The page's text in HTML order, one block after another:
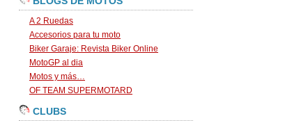
A 2 Ruedas
Accesorios para tu moto
Biker Garaje: Revista Biker Online
MotoGP al dia
Motos y más…
OF TEAM SUPERMOTARD
CLUBS